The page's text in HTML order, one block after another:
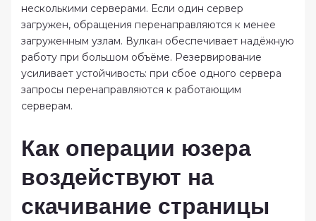
несколькими серверами. Если один сервер
загружен, обращения перенаправляются к менее
загруженным узлам. Вулкан обеспечивает надёжную
работу при большом объёме. Резервирование
усиливает устойчивость: при сбое одного сервера
запросы перенаправляются к работающим
серверам.
Как операции юзера
воздействуют на
скачивание страницы